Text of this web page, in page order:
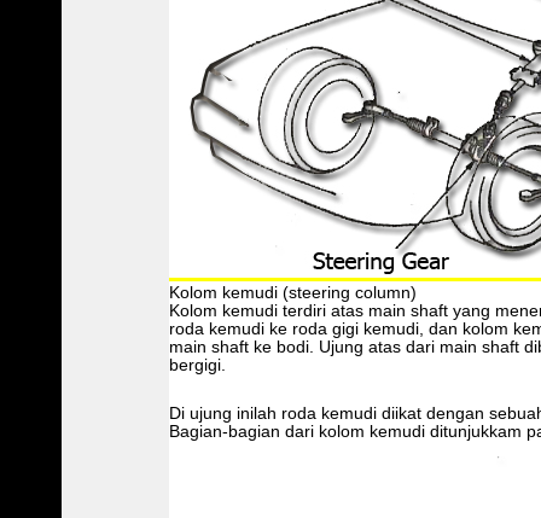
Kolom kemudi (steering column)
Kolom kemudi terdiri atas main shaft yang
roda kemudi ke roda gigi kemudi, dan kolom
main shaft ke bodi. Ujung atas dari main shaft
bergigi.
Di ujung inilah roda kemudi diikat dengan
Bagian-bagian dari kolom kemudi ditunjukkam